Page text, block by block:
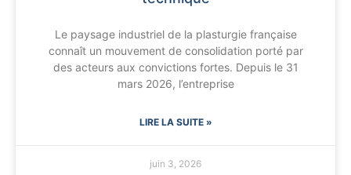
Le paysage industriel de la plasturgie française
connaît un mouvement de consolidation porté par
des acteurs aux convictions fortes. Depuis le 31
mars 2026, l’entreprise
LIRE LA SUITE »
juin 3, 2026